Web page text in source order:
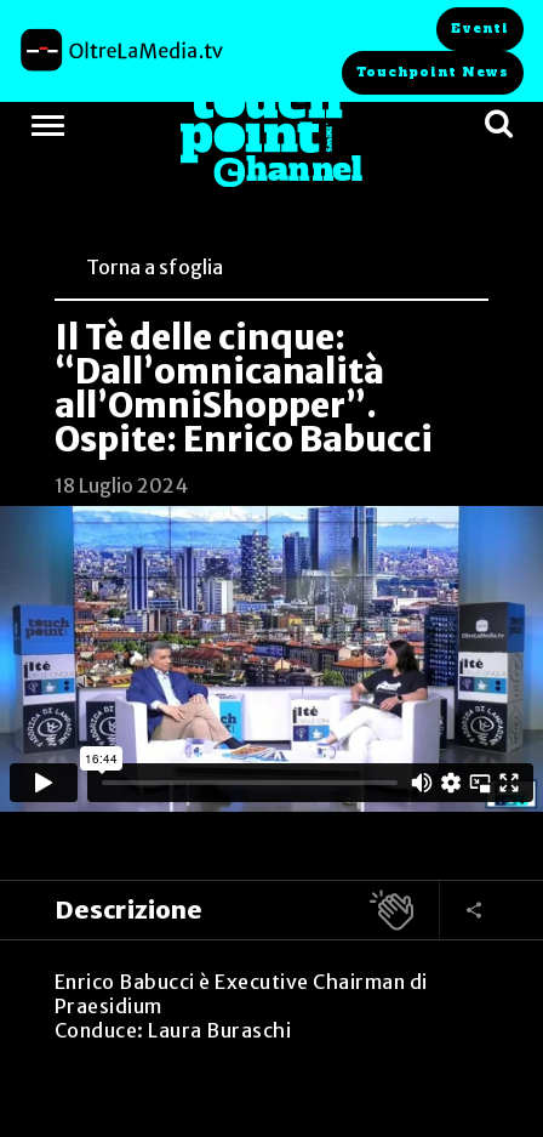
Eventi
Touchpoint News
Torna a sfoglia
Il Tè delle cinque:
“Dall’omnicanalità
all’OmniShopper”.
Ospite: Enrico Babucci
18 Luglio 2024
Descrizione
Enrico Babucci è Executive Chairman di
Praesidium
Conduce: Laura Buraschi